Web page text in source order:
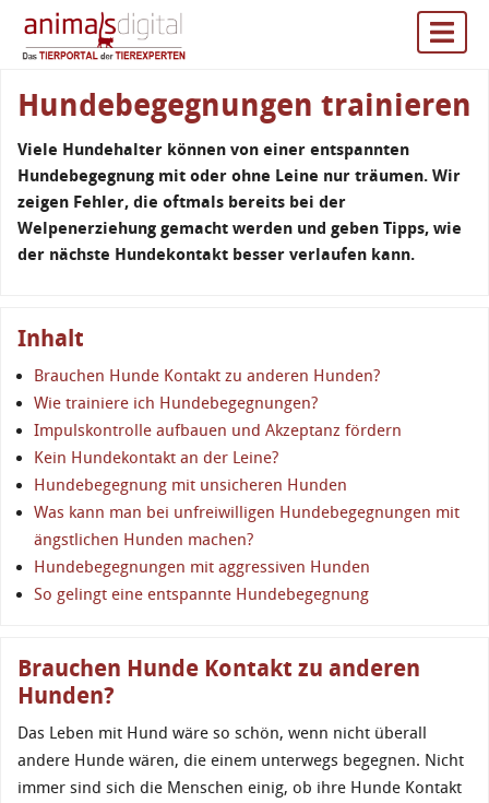
Hundebegegnungen trainieren
Viele Hundehalter können von einer entspannten
Hundebegegnung mit oder ohne Leine nur träumen. Wir
zeigen Fehler, die oftmals bereits bei der
Welpenerziehung gemacht werden und geben Tipps, wie
der nächste Hundekontakt besser verlaufen kann.
Inhalt
Brauchen Hunde Kontakt zu anderen Hunden?
Wie trainiere ich Hundebegegnungen?
Impulskontrolle aufbauen und Akzeptanz fördern
Kein Hundekontakt an der Leine?
Hundebegegnung mit unsicheren Hunden
Was kann man bei unfreiwilligen Hundebegegnungen mit
ängstlichen Hunden machen?
Hundebegegnungen mit aggressiven Hunden
So gelingt eine entspannte Hundebegegnung
Brauchen Hunde Kontakt zu anderen
Hunden?
Das Leben mit Hund wäre so schön, wenn nicht überall
andere Hunde wären, die einem unterwegs begegnen. Nicht
immer sind sich die Menschen einig, ob ihre Hunde Kontakt